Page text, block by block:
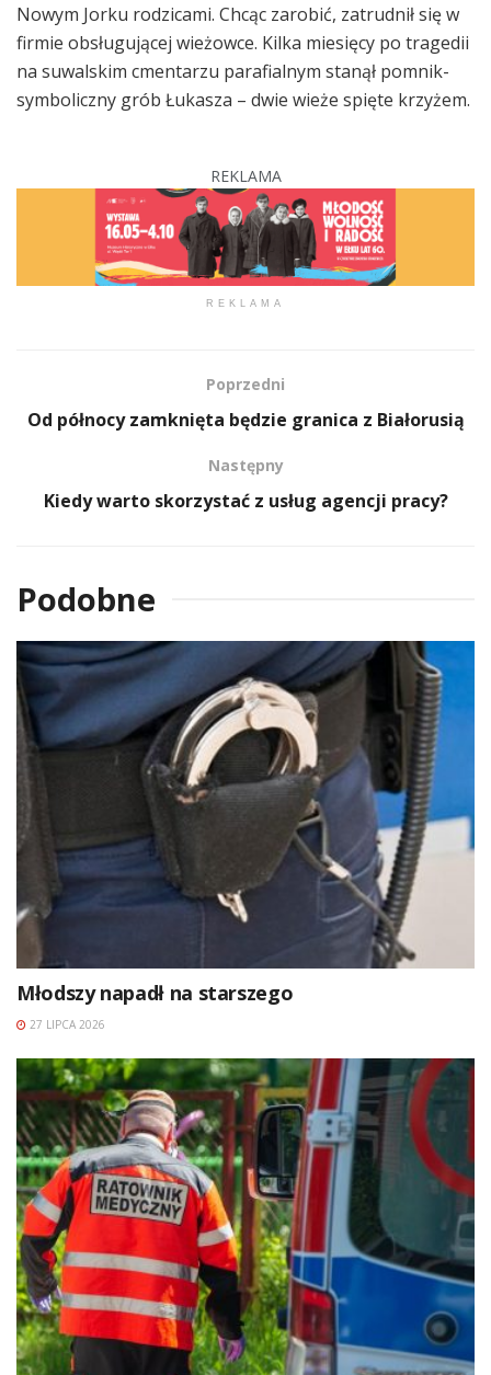
Nowym Jorku rodzicami. Chcąc zarobić, zatrudnił się w
firmie obsługującej wieżowce. Kilka miesięcy po tragedii
na suwalskim cmentarzu parafialnym stanął pomnik-
symboliczny grób Łukasza – dwie wieże spięte krzyżem.
REKLAMA
REKLAMA
Poprzedni
Od północy zamknięta będzie granica z Białorusią
Następny
Kiedy warto skorzystać z usług agencji pracy?
Podobne
Młodszy napadł na starszego
27 LIPCA 2026